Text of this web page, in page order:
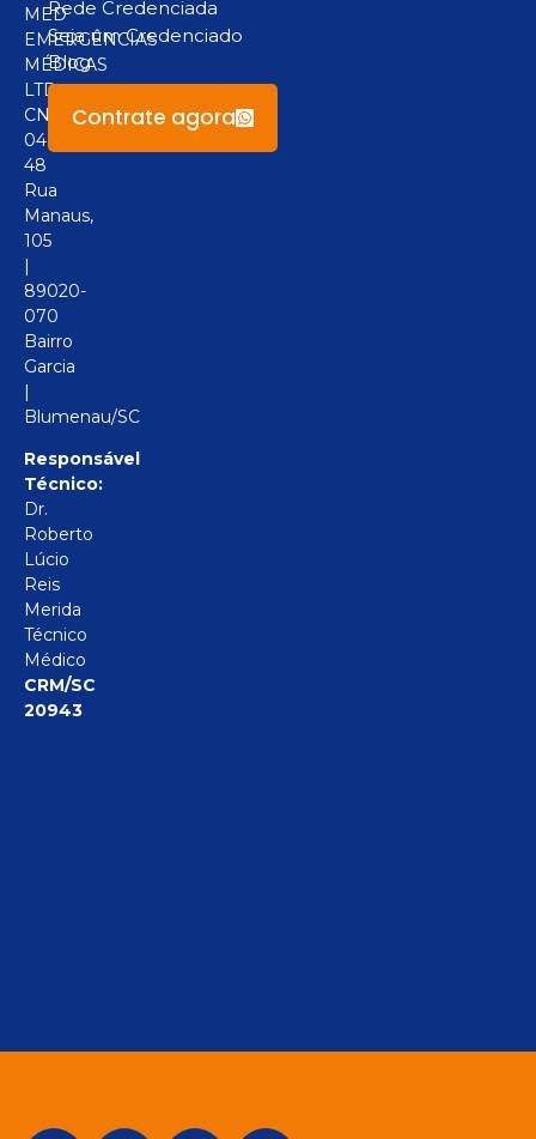
MED
EMERGÊNCIAS
MÉDICAS
LTD
CNPJ:
04.094.517/0001-
48
Rua
Manaus,
105
|
89020-
070
Bairro
Garcia
|
Blumenau/SC
Responsável
Técnico:
Dr.
Roberto
Lúcio
Reis
Merida
Técnico
Médico
CRM/SC
20943
Rede Credenciada
Seja um Credenciado
Blog
Contrate agora